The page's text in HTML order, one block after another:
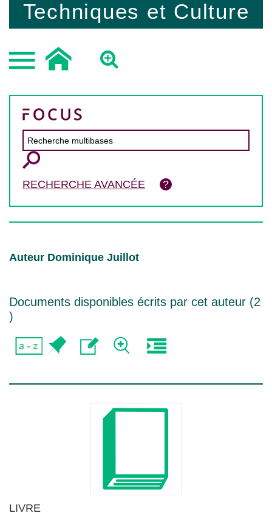
Techniques et Culture
RECHERCHE AVANCÉE
Auteur Dominique Juillot
Documents disponibles écrits par cet auteur (2
)
LIVRE